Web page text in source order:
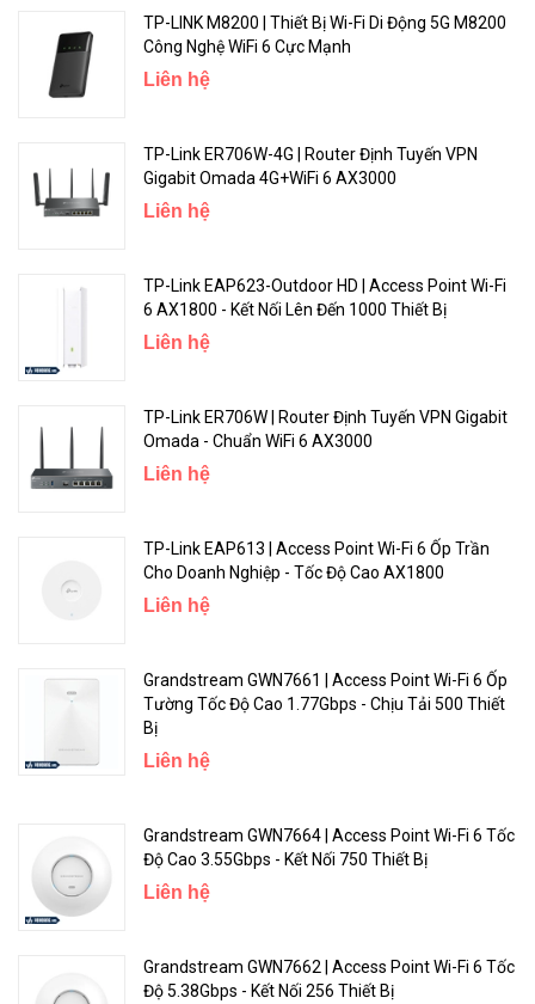
dễ dàng nhấp vào tối ưu hóa một phím trên giao diện quản lý web,
và bộ định tuyến sẽ tự động kiểm tra và sửa chữa các sự cố mạng
một cách nhanh chóng.
Chứng Nhận Tenda Tại Vi Tính Võ Hoàng
<Hotline: 0828.011.011 - (028)7300.2021 - VoHoang.vn>
TP-LINK M8200 | Thiết Bị Wi-Fi Di Động 5G M8200
Công Nghệ WiFi 6 Cực Mạnh
Liên hệ
TP-Link ER706W-4G | Router Định Tuyến VPN
Gigabit Omada 4G+WiFi 6 AX3000
Liên hệ
TP-Link EAP623-Outdoor HD | Access Point Wi-Fi
6 AX1800 - Kết Nối Lên Đến 1000 Thiết Bị
Liên hệ
TP-Link ER706W | Router Định Tuyến VPN Gigabit
Omada - Chuẩn WiFi 6 AX3000
Liên hệ
TP-Link EAP613 | Access Point Wi-Fi 6 Ốp Trần
Cho Doanh Nghiệp - Tốc Độ Cao AX1800
Liên hệ
Grandstream GWN7661 | Access Point Wi-Fi 6 Ốp
Tường Tốc Độ Cao 1.77Gbps - Chịu Tải 500 Thiết
Bị
Liên hệ
Grandstream GWN7664 | Access Point Wi-Fi 6 Tốc
Độ Cao 3.55Gbps - Kết Nối 750 Thiết Bị
Liên hệ
Grandstream GWN7662 | Access Point Wi-Fi 6 Tốc
Độ 5.38Gbps - Kết Nối 256 Thiết Bị